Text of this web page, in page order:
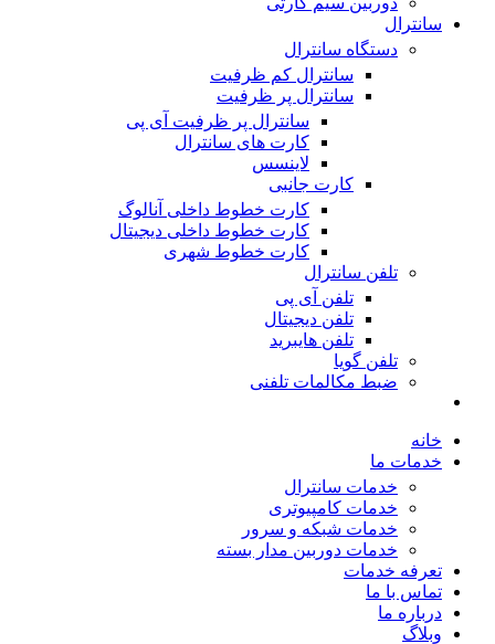
سانترال
دستگاه سانترال
سانترال کم ظرفیت
سانترال پر ظرفیت
سانترال پر ظرفیت آی پی
کارت های سانترال
لاینسس
کارت جانبی
کارت خطوط داخلی آنالوگ
کارت خطوط داخلی دیجیتال
کارت خطوط شهری
تلفن سانترال
تلفن آی پی
تلفن دیجیتال
تلفن هایبرید
تلفن گویا
ضبط مکالمات تلفنی
خانه
خدمات ما
خدمات سانترال
خدمات کامپیوتری
خدمات شبکه و سرور
خدمات دوربین مدار بسته
تعرفه خدمات
تماس با ما
درباره ما
وبلاگ